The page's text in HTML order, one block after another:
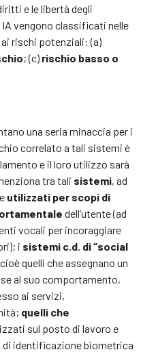
e le libertà degli
vengono classificati nelle
rischi potenziali: (a)
; (c) rischio basso o
una seria minaccia per i
correlato a tali sistemi è
e il loro utilizzo sarà
tra tali sistemi, ad
utilizzati per scopi di
dell’utente (ad
vocali per incoraggiare
i sistemi c.d. di “social
quelli che assegnano un
al suo comportamento,
ai servizi,
quelli che
sul posto di lavoro e
di identificazione biometrica